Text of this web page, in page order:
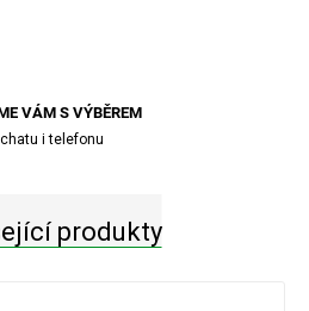
VÁM S VÝBĚREM
i telefonu
produkty